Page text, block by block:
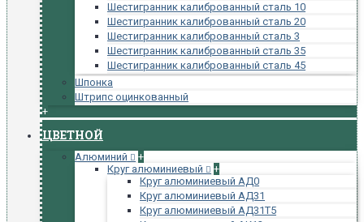
Шестигранник калиброванный сталь 10
Шестигранник калиброванный сталь 20
Шестигранник калиброванный сталь 3
Шестигранник калиброванный сталь 35
Шестигранник калиброванный сталь 45
Шпонка
Штрипс оцинкованный
+
ЦВЕТНОЙ
Алюминий
+
Круг алюминиевый
+
Круг алюминиевый АД0
Круг алюминиевый АД31
Круг алюминиевый АД31Т5